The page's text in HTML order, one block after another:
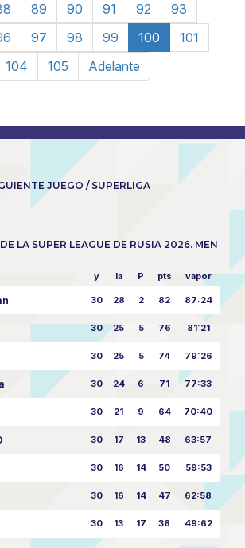
89 90 91 92
93
97 98 99 100
101
104 105 Adelante
JUEGO / SUPERLIGA
LA SUPER LEAGUE DE RUSIA 2026. MEN
y la P pts vapor
30 28 2 82 87:24
30 25 5 76 81:21
30 25 5 74 79:26
30 24 6 71 77:33
30 21 9 64 70:40
30 17 13 48 63:57
30 16 14 50 59:53
30 16 14 47 62:58
30 13 17 38 49:62